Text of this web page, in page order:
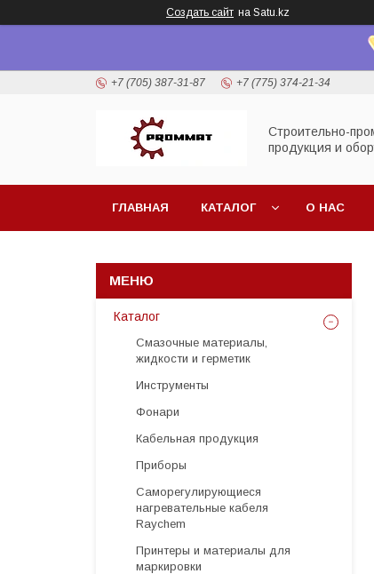
Создать сайт на Satu.kz
+7 (705) 387-31-87 +7 (775) 374-21-34
Строительно-
продукция и
ГЛАВНАЯ КАТАЛОГ О НАС
Каталог
Смазочные материалы,
жидкости и герметик
Инструменты
Фонари
Кабельная продукция
Приборы
Саморегулирующиеся
нагревательные кабеля
Raychem
Принтеры и материалы для
маркировки